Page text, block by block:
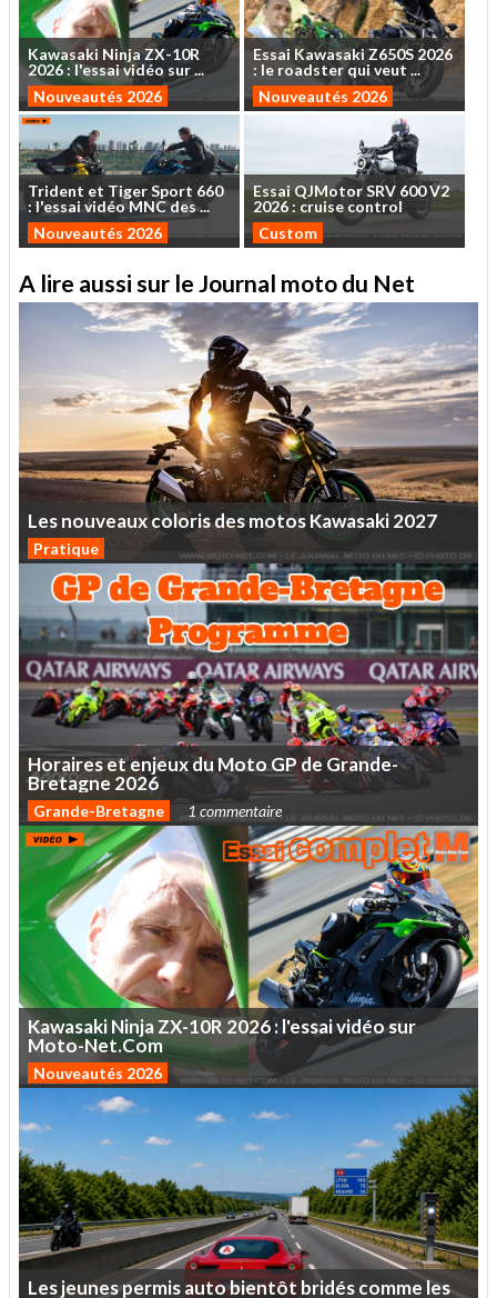
Kawasaki NinjaZX-10R
2026: l'essaividéo sur...
Nouveautés 2026
Essai KawasakiZ650S 2026
: le roadsterquiveut ...
Nouveautés 2026
Trident et TigerSport 660
: l'essaividéoMNCdes...
Nouveautés 2026
EssaiQJMotorSRV 600V2
2026 : cruise control
Custom
A lire aussi sur le Journal moto du Net
LesnouveauxcolorisdesmotosKawasaki2027
Pratique
HorairesetenjeuxduMotoGPdeGrande-
Bretagne 2026
Grande-Bretagne 1 commentaire
KawasakiNinjaZX-10R2026:l'essaividéosur
Moto-Net.Com
Nouveautés 2026
Lesjeunespermisautobientôt bridéscommeles